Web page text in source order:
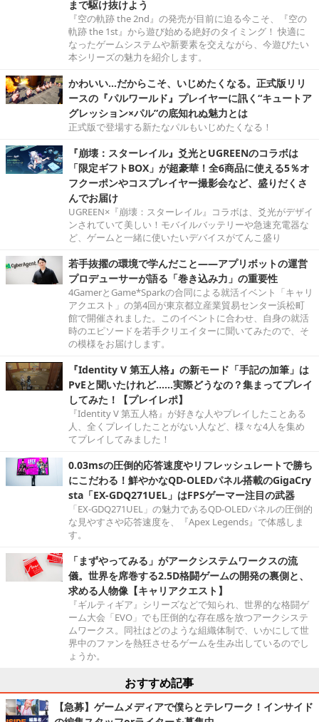
まで駆け抜けよう
『空の軌跡 the 2nd』の発売が目前に迫る今こそ、『空の
軌跡 the 1st』から遊び始める絶好のタイミング！ 快適に
なったゲームシステムや新要素を交えながら、今遊びたい
本シリーズの魅力を紹介します。
かわいい…だからこそ、いじめたくなる。正式版リリ
ースの『パルワールド』プレイヤーに訊く“キュートア
グレッション×パル”の底知れぬ魅力とは
正式版で登場する新たなパルもいじめたくなる！
『崩壊：スターレイル』爻光とUGREENのコラボは
「限定ギフトBOX」が超豪華！全6商品に使える5％オ
フクーポンやコスプレイヤー撮影会など、盛りだくさ
んでお届け
UGREEN×『崩壊：スターレイル』コラボは、爻光がデザイ
ンされていて美しい！モバイルバッテリーや急速充電器な
ど、ゲームと一緒に使いたいデバイスがてんこ盛り
若手抜擢の環境で学んだこと――アプリボットの運営
プロデューサーが語る「巻き込み力」の重要性
4GamerとGame*Sparkの合同による就活イベント「キャリ
アクエスト」の第4回が東京都立産業貿易センター浜松町
館で開催されました。このイベントに合わせ、自身の就活
時のエピソードを若手クリエイターに聞いてみたので、そ
の模様をお届けします。
『Identity V 第五人格』の新モード「手記の加筆」は
PvEと聞いたけれど……実際どうなの？集まってプレイ
してみた！【プレイレポ】
『Identity V 第五人格』が好きな人やプレイしたことある
人、全くプレイしたことがない人など、様々な4人を集め
てプレイしてみました！
0.03msの圧倒的応答速度やリフレッシュレートで勝ち
にこだわる！鮮やかなQD-OLEDパネル搭載のGigaCry
sta「EX-GDQ271UEL」はFPSゲーマー注目の武器
「EX-GDQ271UEL」の魅力であるQD-OLEDパネルの圧倒的
な見やすさや応答速度を、『Apex Legends』で体感しま
す。
「まずやってみる」がアークシステムワークスの流
儀。世界を席巻する2.5D格闘ゲームの開発の裏側と、
求める人物像【キャリアクエスト】
『ギルティギア』シリーズなどで知られ、世界的な格闘ゲ
ーム大会「EVO」でも圧倒的な存在感を放つアークシステ
ムワークス。同社はどのような組織体制で、いかにして世
界中のファンを熱狂させるゲームを生み出しているのでし
ょうか。
おすすめ記事
【急募】ゲームメディアで僕らとテレワーク！インサイド